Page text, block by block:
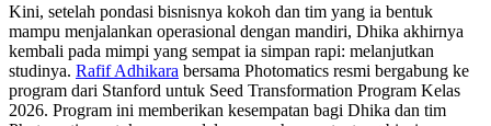
Kini, setelah pondasi bisnisnya kokoh dan tim yang ia bentuk
mampu menjalankan operasional dengan mandiri, Dhika akhirnya
kembali pada mimpi yang sempat ia simpan rapi: melanjutkan
studinya. Rafif Adhikara bersama Photomatics resmi bergabung ke
program dari Stanford untuk Seed Transformation Program Kelas
2026. Program ini memberikan kesempatan bagi Dhika dan tim